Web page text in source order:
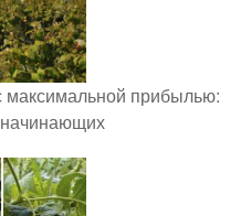
прибылью: